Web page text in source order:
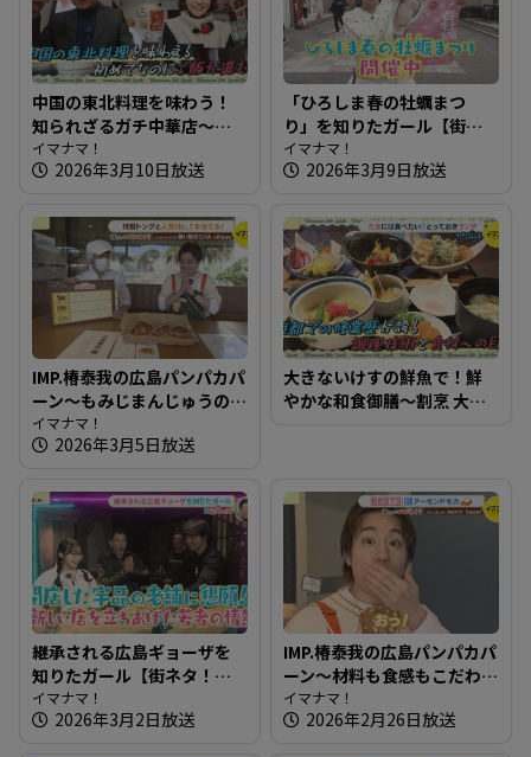
中国の東北料理を味わう！
知られざるガチ中華店～韓
華 美食屋【たまにはそとラ
ンチ】
イマナマ！
2026年3月10日放送
「ひろしま春の牡蠣まつ
り」を知りたガール【街ネ
タ！知りたガール】
イマナマ！
2026年3月9日放送
IMP.椿泰我の広島パンパカパ
ーン～もみじまんじゅうの
老舗が運営するパン屋さん
へ
イマナマ！
2026年3月5日放送
大きないけすの鮮魚で！鮮
やかな和食御膳～割烹 大学
継承される広島ギョーザを
知りたガール【街ネタ！知
りたガール】
イマナマ！
2026年3月2日放送
IMP.椿泰我の広島パンパカパ
ーン～材料も食感もこだわ
り満点！もちもち生地のベ
ーグル
イマナマ！
2026年2月26日放送